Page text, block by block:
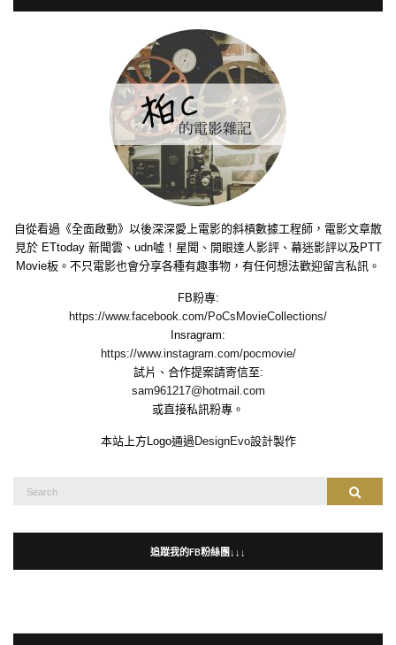
自從看過《全面啟動》以後深深愛上電影的斜槓數據工程師，電影文章散
見於 ETtoday 新聞雲、udn噓！星聞、開眼達人影評、幕迷影評以及PTT
Movie板。不只電影也會分享各種有趣事物，有任何想法歡迎留言私訊。
FB粉專:
https://www.facebook.com/PoCsMovieCollections/
Insragram:
https://www.instagram.com/pocmovie/
試片、合作提案請寄信至:
sam961217@hotmail.com
或直接私訊粉專。
本站上方Logo通過DesignEvo設計製作
Search
追蹤我的FB粉絲團↓↓↓